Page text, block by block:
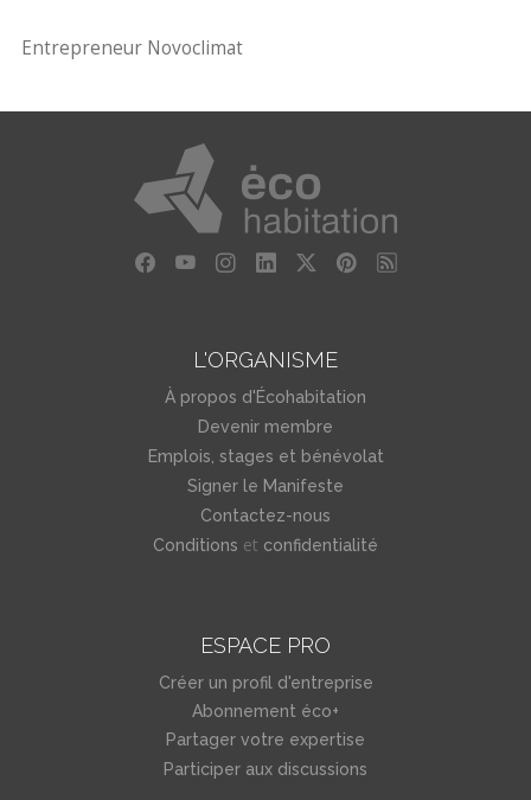
Entrepreneur Novoclimat
L'ORGANISME
À propos d'Écohabitation
Devenir membre
Emplois, stages et bénévolat
Signer le Manifeste
Contactez-nous
Conditions et confidentialité
ESPACE PRO
Créer un profil d'entreprise
Abonnement éco+
Partager votre expertise
Participer aux discussions